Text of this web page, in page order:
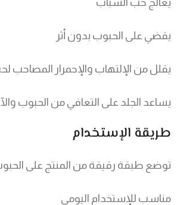
يقضي على الحبوب بدون أثر
يقلل من الإلتهاب والإحمرار المصاحب
يساعد الجلد على التعافي من الحبوب
طريقة الإستخدام
توضع طبقة رقيقة من المنتج على
مناسب للإستخدام اليومي